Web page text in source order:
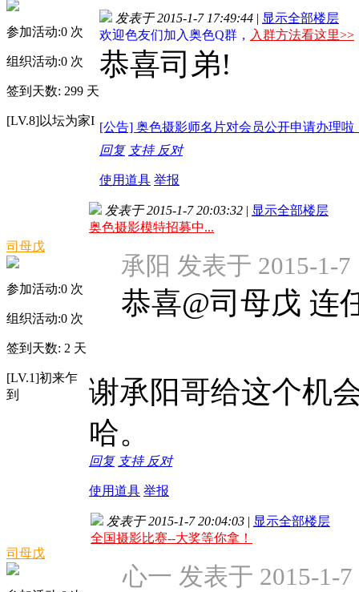
参加活动:0 次
组织活动:0 次
签到天数: 299 天
[LV.8]以坛为家I
发表于 2015-1-7 17:49:44 | 显示全部楼层
欢迎色友们加入奥色Q群， 入群方法看这里>>
恭喜司弟!
[公告] 奥色摄影师名片对会员公开申请办理啦
回复 支持 反对
使用道具 举报
司母戊
参加活动:0 次
组织活动:0 次
签到天数: 2 天
[LV.1]初来乍
到
发表于 2015-1-7 20:03:32 | 显示全部楼层
奥色摄影模特招募中...
承阳 发表于 2015-1-7
恭喜@司母戊 连
谢承阳哥给这个机
哈。
回复 支持 反对
使用道具 举报
司母戊
发表于 2015-1-7 20:04:03 | 显示全部楼层
全国摄影比赛--大奖等你拿！
心一 发表于 2015-1-7